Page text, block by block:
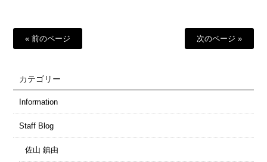
« 前のページ 次のページ »
カテゴリー
Information
Staff Blog
佐山 鎮由